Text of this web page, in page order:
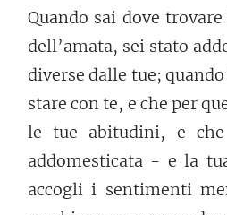
Quando sai dove
dell’amata, sei stato
diverse dalle tue;
stare con te, e che per
le tue abitudini, e
addomesticata - e la
accogli i sentimenti